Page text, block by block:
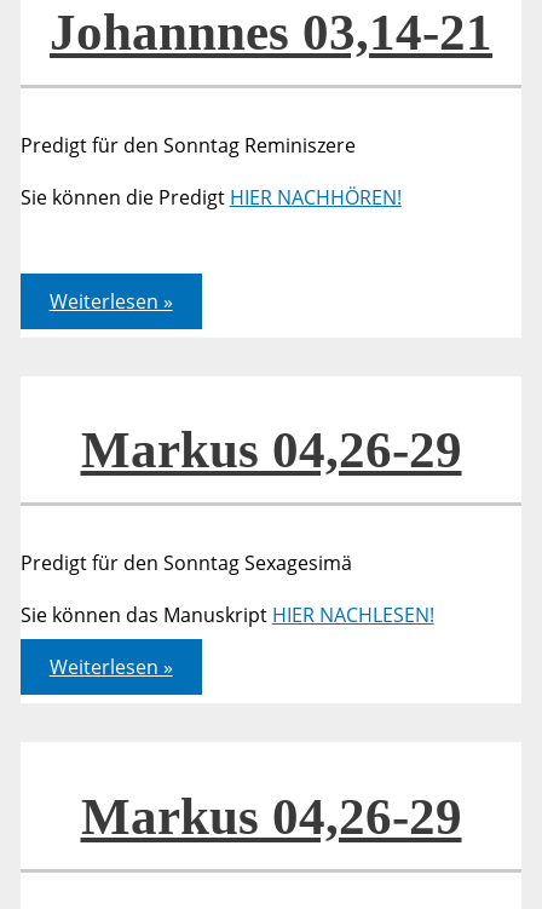
Johannnes 03,14-21
Predigt für den Sonntag Reminiszere
Sie können die Predigt HIER NACHHÖREN!
Johannnes
03,14-
21
Weiterlesen »
Markus 04,26-29
Predigt für den Sonntag Sexagesimä
Sie können das Manuskript HIER NACHLESEN!
Markus
04,26-
29
Weiterlesen »
Markus 04,26-29